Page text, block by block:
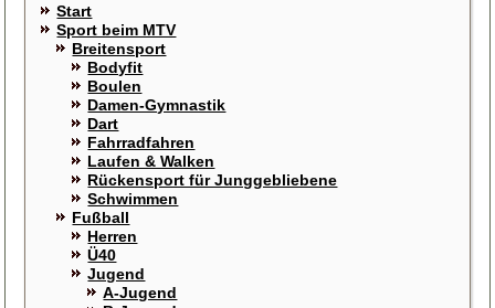
Start
Sport beim MTV
Breitensport
Bodyfit
Boulen
Damen-Gymnastik
Dart
Fahrradfahren
Laufen & Walken
Rückensport für Junggebliebene
Schwimmen
Fußball
Herren
Ü40
Jugend
A-Jugend